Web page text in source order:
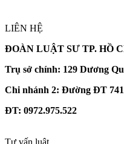
LIÊN HỆ
ĐOÀN LUẬT SƯ TP. HỒ
Trụ sở chính: 129 Dương
Chi nhánh 2: Đường ĐT
ĐT: 0972.975.522
Tư vấn luật